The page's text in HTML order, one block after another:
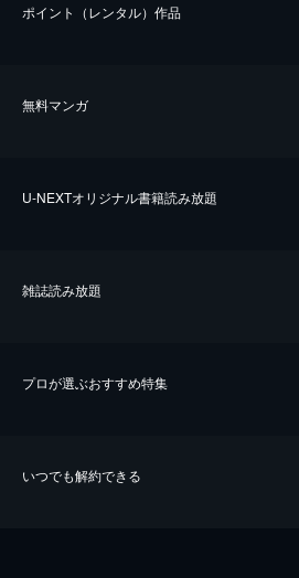
ポイント（レンタル）作品
無料マンガ
U-NEXTオリジナル書籍読み放題
雑誌読み放題
プロが選ぶおすすめ特集
いつでも解約できる